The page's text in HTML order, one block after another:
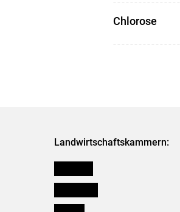
Chlorose
Landwirtschaftskammern: